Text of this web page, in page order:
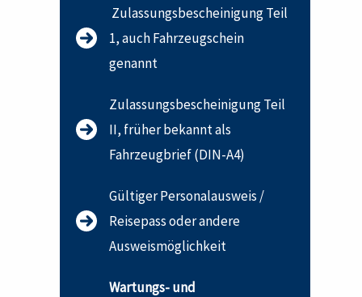
Zulassungsbescheinigung Teil
1, auch Fahrzeugschein
genannt
Zulassungsbescheinigung Teil
II, früher bekannt als
Fahrzeugbrief (DIN-A4)
Gültiger Personalausweis /
Reisepass oder andere
Ausweismöglichkeit
Wartungs- und